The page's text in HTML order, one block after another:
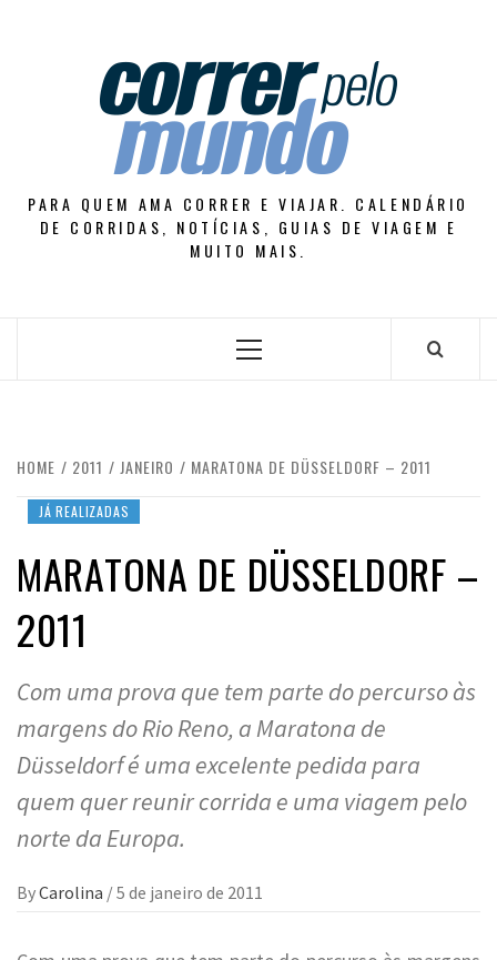
PARA QUEM AMA CORRER E VIAJAR. CALENDÁRIO
DE CORRIDAS, NOTÍCIAS, GUIAS DE VIAGEM E
MUITO MAIS.
Primary
HOME 2011 JANEIRO MARATONA DE DÜSSELDORF – 2011
JÁ REALIZADAS
MARATONA DE DÜSSELDORF –
2011
Com uma prova que tem parte do percurso às
margens do Rio Reno, a Maratona de
Düsseldorf é uma excelente pedida para
quem quer reunir corrida e uma viagem pelo
norte da Europa.
ByCarolina /5 de janeiro de 2011